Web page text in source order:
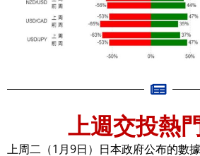
上週交投熱
上周二（1月9日）日本政府公布的數